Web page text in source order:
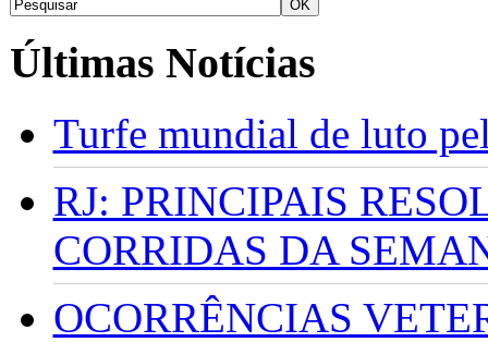
Últimas Notícias
Turfe mundial de luto
RJ: PRINCIPAIS
CORRIDAS DA
OCORRÊNCIAS